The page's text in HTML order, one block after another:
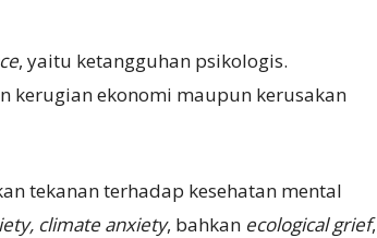
, yaitu ketangguhan psikologis.
kerugian ekonomi maupun kerusakan
tekanan terhadap kesehatan mental
climate anxiety, bahkan ecological grief,